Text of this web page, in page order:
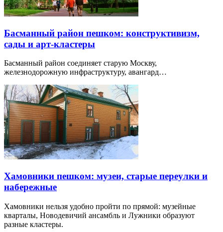
Басманный район пешком: конструктивизм,
сады и арт-кластеры
Басманный район соединяет старую Москву,
железнодорожную инфраструктуру, авангард…
Хамовники пешком: музеи, старые переулки и
набережные
Хамовники нельзя удобно пройти по прямой: музейные
кварталы, Новодевичий ансамбль и Лужники образуют
разные кластеры.